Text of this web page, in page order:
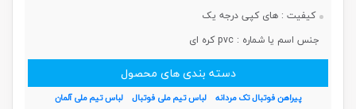
کیفیت : های کپی درجه یک
جنس اسم یا شماره : pvc کره ای
دسته بندی های محصول
پیراهن فوتبال تک مردانه لباس تیم ملی فوتبال
لباس تیم ملی آلمان